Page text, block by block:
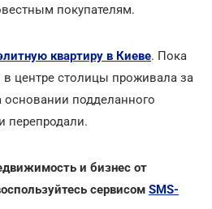
покупателям.
квартиру в Киеве. Пока
в центре столицы проживала за
основании подделанного
перепродали.
и бизнес от
сервисом SMS-